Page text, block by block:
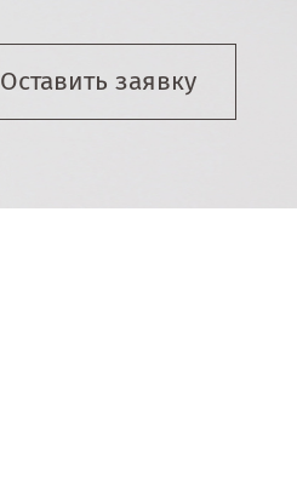
Оставить заявку